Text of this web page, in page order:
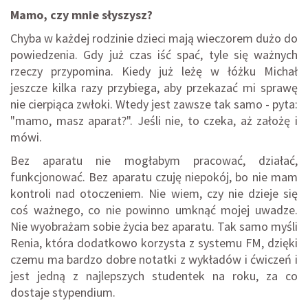
Mamo, czy mnie słyszysz?
Chyba w każdej rodzinie dzieci mają wieczorem dużo do
powiedzenia. Gdy już czas iść spać, tyle się ważnych
rzeczy przypomina. Kiedy już leżę w łóżku Michał
jeszcze kilka razy przybiega, aby przekazać mi sprawę
nie cierpiąca zwłoki. Wtedy jest zawsze tak samo - pyta:
"mamo, masz aparat?". Jeśli nie, to czeka, aż założę i
mówi.
Bez aparatu nie mogłabym pracować, działać,
funkcjonować. Bez aparatu czuję niepokój, bo nie mam
kontroli nad otoczeniem. Nie wiem, czy nie dzieje się
coś ważnego, co nie powinno umknąć mojej uwadze.
Nie wyobrażam sobie życia bez aparatu. Tak samo myśli
Renia, która dodatkowo korzysta z systemu FM, dzięki
czemu ma bardzo dobre notatki z wykładów i ćwiczeń i
jest jedną z najlepszych studentek na roku, za co
dostaje stypendium.